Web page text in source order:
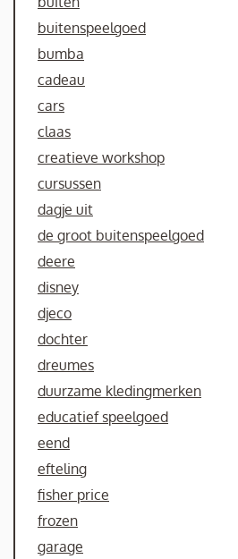
buitenspeelgoed
bumba
cadeau
cars
claas
creatieve workshop
cursussen
dagje uit
de groot buitenspeelgoed
deere
disney
djeco
dochter
dreumes
duurzame kledingmerken
educatief speelgoed
eend
efteling
fisher price
frozen
garage